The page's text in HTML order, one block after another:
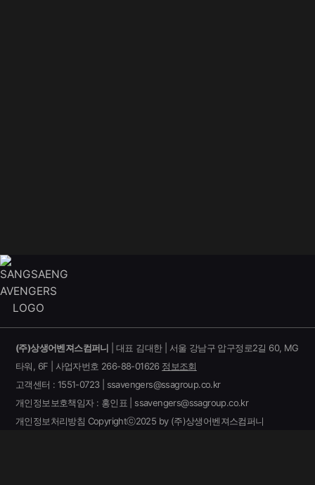
(주)상생어벤져스컴퍼니 | 대표 김대한 | 서울 강남구 압구정로2길 60, MG
타워, 6F | 사업자번호 266-88-01626 정보조회
고객센터 : 1551-0723 | ssavengers@ssagroup.co.kr
개인정보보호책임자 : 홍인표 | ssavengers@ssagroup.co.kr
개인정보처리방침 Copyrightⓒ2025 by (주)상생어벤져스컴퍼니